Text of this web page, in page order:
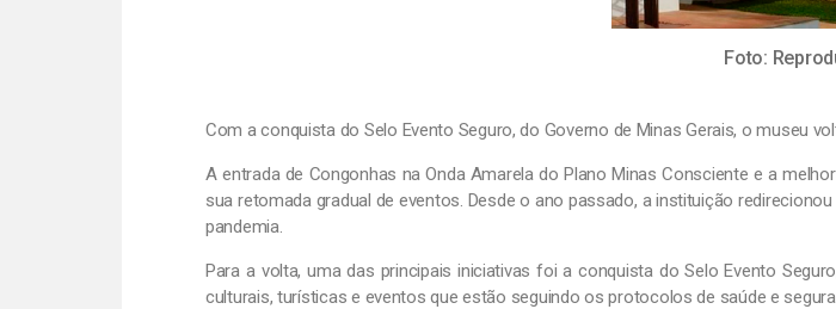
Foto:
Com a conquista do Selo Evento Seguro, do Governo de Minas Gerais, o museu
A entrada de Congonhas na Onda Amarela do Plano Minas Consciente e a
sua retomada gradual de eventos. Desde o ano passado, a instituição
pandemia.
Para a volta, uma das principais iniciativas foi a conquista do Selo Evento
culturais, turísticas e eventos que estão seguindo os protocolos de saúde e